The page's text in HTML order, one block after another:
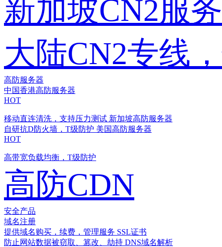
新加坡CN2服
大陆CN2专线
高防服务器
中国香港高防服务器
HOT
移动直连清洗，支持压力测试 新加坡高防服务器
自研抗D防火墙，T级防护 美国高防服务器
HOT
高带宽负载均衡，T级防护
高防CDN
安全产品
域名注册
提供域名购买，续费，管理服务 SSL证书
防止网站数据被窃取、篡改、劫持 DNS域名解析